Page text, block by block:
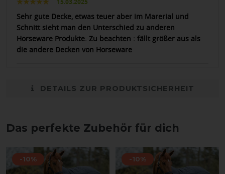
15.03.2025
Sehr gute Decke, etwas teuer aber im Marerial und
Schnitt sieht man den Unterschied zu anderen
Horseware Produkte. Zu beachten : fällt größer aus als
die andere Decken von Horseware
DETAILS ZUR PRODUKTSICHERHEIT
Das perfekte Zubehör für dich
-10% -10%